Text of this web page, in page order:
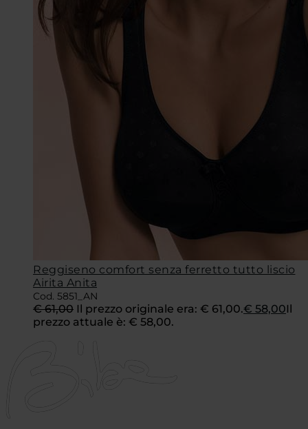
Reggiseno comfort senza ferretto tutto liscio
Airita Anita
Cod. 5851_AN
€61,00 Il prezzo originale era: € 61,00.€ 58,00Il
prezzo attuale è: € 58,00.